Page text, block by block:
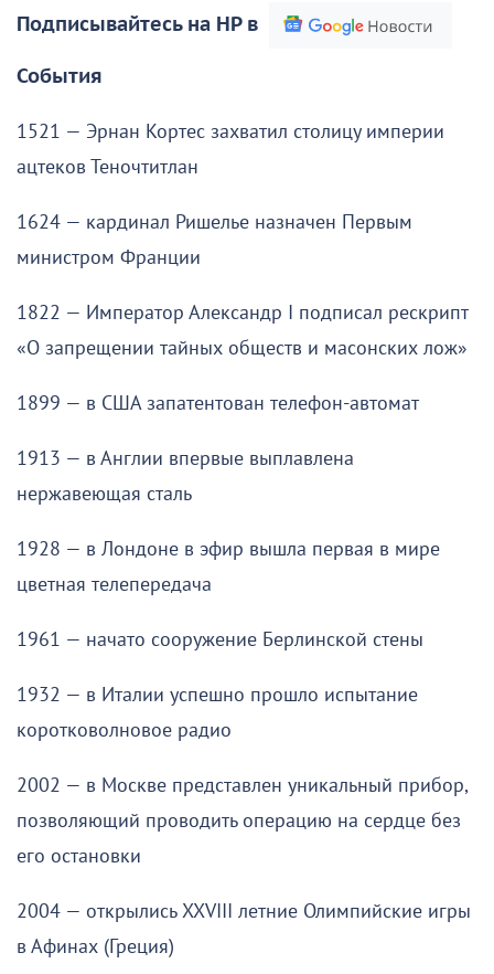
Подписывайтесь на НР в
События
1521 — Эрнан Кортес захватил столицу империи
ацтеков Теночтитлан
1624 — кардинал Ришелье назначен Первым
министром Франции
1822 — Император Александр I подписал рескрипт
«О запрещении тайных обществ и масонских лож»
1899 — в США запатентован телефон-автомат
1913 — в Англии впервые выплавлена
нержавеющая сталь
1928 — в Лондоне в эфир вышла первая в мире
цветная телепередача
1961 — начато сооружение Берлинской стены
1932 — в Италии успешно прошло испытание
коротковолновое радио
2002 — в Москве представлен уникальный прибор,
позволяющий проводить операцию на сердце без
его остановки
2004 — открылись XXVIII летние Олимпийские игры
в Афинах (Греция)